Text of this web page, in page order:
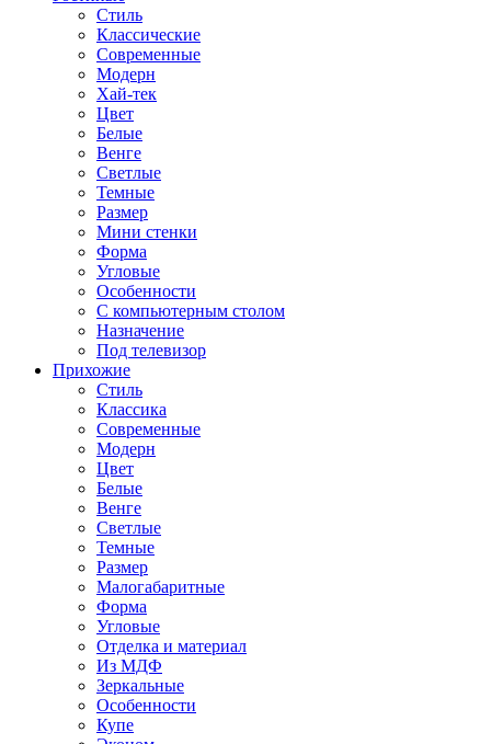
Стиль
Классические
Современные
Модерн
Хай-тек
Цвет
Белые
Венге
Светлые
Темные
Размер
Мини стенки
Форма
Угловые
Особенности
С компьютерным столом
Назначение
Под телевизор
Прихожие
Стиль
Классика
Современные
Модерн
Цвет
Белые
Венге
Светлые
Темные
Размер
Малогабаритные
Форма
Угловые
Отделка и материал
Из МДФ
Зеркальные
Особенности
Купе